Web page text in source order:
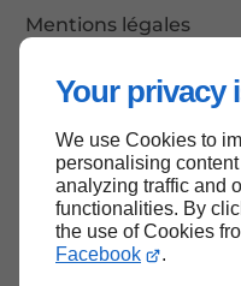
Your privacy
We use Cookies to
personalising
analyzing traffic and
functionalities. By
the use of Cookies
Facebook
.
Mentions légales